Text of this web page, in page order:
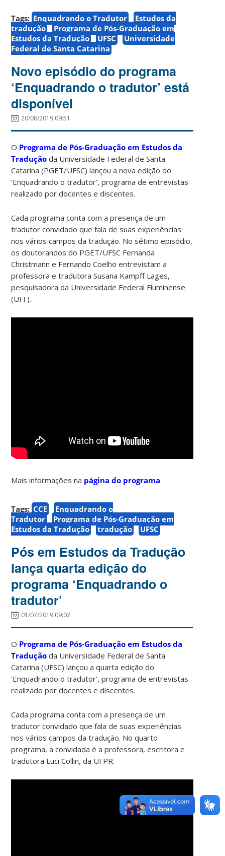
Tags: Enquadrando o Tradutor
Estudos da
tradução
Programa de Pós-Graduação em
Estudos da Tradução
UFSC
Universidade
Federal de Santa Catarina
Novo episódio do programa
‘Enquadrando o tradutor’ está
disponível
20/08/2019 09:51
O Programa de Pós-Graduação em Estudos da
Tradução da Universidade Federal de Santa
Catarina (PGET/UFSC) lançou a nova edição do
‘Enquadrando o tradutor’, programa de entrevistas
realizado por docentes e discentes.
Cada programa conta com a presença de um
tradutor convidado que fala de suas experiências
nos vários campos da tradução. No sétimo episódio,
os doutorandos do PGET/UFSC Fernanda
Christmann e Fernando Coelho entrevistam a
professora e tradutora Susana Kampff Lages,
pesquisadora da Universidade Federal Fluminense
(UFF).
Mais informações na página do programa.
Tags: CCE
Enquadrando o
Tradutor
Programa de Pós-Graduação em
Estudos da Tradução
tradução UFSC
Pós em Estudos da Tradução
lança quarta edição do
programa ‘Enquadrando o
tradutor’
01/07/2019 09:02
O Programa de Pós-Graduação em Estudos da
Tradução da Universidade Federal de Santa
Catarina (UFSC) lançou a quarta edição do
‘Enquadrando o tradutor’, programa de entrevistas
realizado por docentes e discentes.
Cada programa conta com a presença de um
tradutor convidado que fala de suas experiências
nos vários campos da tradução. No quarto
programa, a convidada é a professora, escritora e
tradutora Luci Collin, da UFPR.